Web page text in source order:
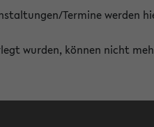
Termine werden
wurden, können nicht